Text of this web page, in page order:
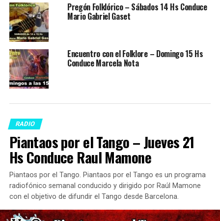
Pregón Folklórico – Sábados 14 Hs Conduce
Mario Gabriel Gaset
Encuentro con el Folklore – Domingo 15 Hs
Conduce Marcela Nota
RADIO
Piantaos por el Tango – Jueves 21
Hs Conduce Raul Mamone
Piantaos por el Tango. Piantaos por el Tango es un programa
radiofónico semanal conducido y dirigido por Raúl Mamone
con el objetivo de difundir el Tango desde Barcelona.